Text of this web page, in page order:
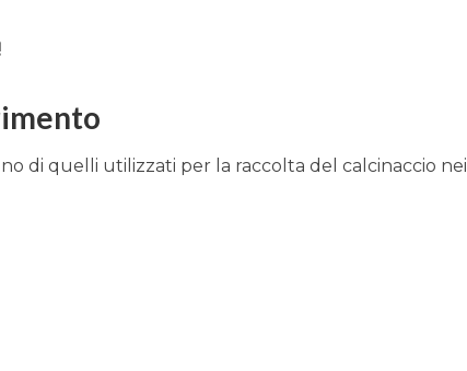
di quelli utilizzati per la raccolta del calcinaccio nei